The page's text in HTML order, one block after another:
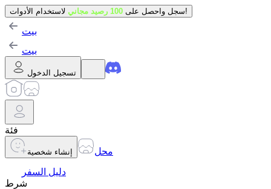
سجل واحصل على 100 رصيد مجاني لاستخدام الأدوات!
بيت
بيت
تسجيل الدخول
فئة
إنشاء شخصية
محل
دليل السفر
شرط